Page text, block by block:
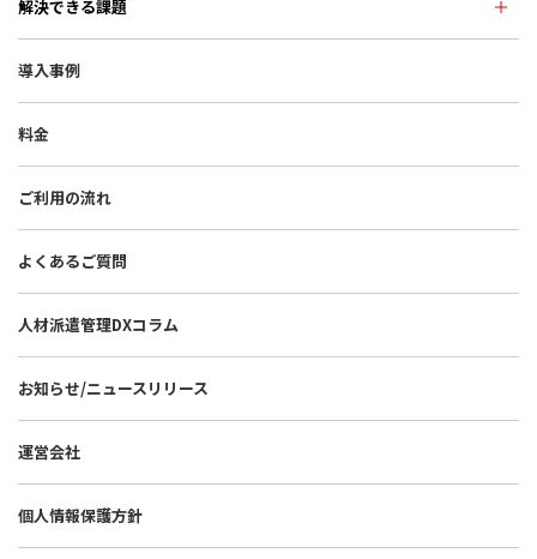
解決できる課題
導入事例
料金
ご利用の流れ
よくあるご質問
人材派遣管理DXコラム
お知らせ/ニュースリリース
運営会社
個人情報保護方針